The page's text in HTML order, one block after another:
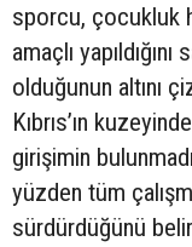
sporcu, çocukluk
amaçlı
olduğunun altını
Kıbrıs’ın
girişimin
yüzden tüm
sürdürdüğünü